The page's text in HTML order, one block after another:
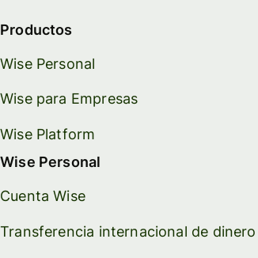
Productos
Wise Personal
Wise para Empresas
Wise Platform
Wise Personal
Cuenta Wise
Transferencia internacional de dinero